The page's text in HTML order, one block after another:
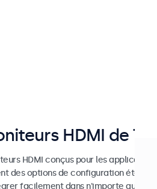
HDMI de 7 à
HDMI conçus pour les
des options de configuration
facilement dans n'importe quelle